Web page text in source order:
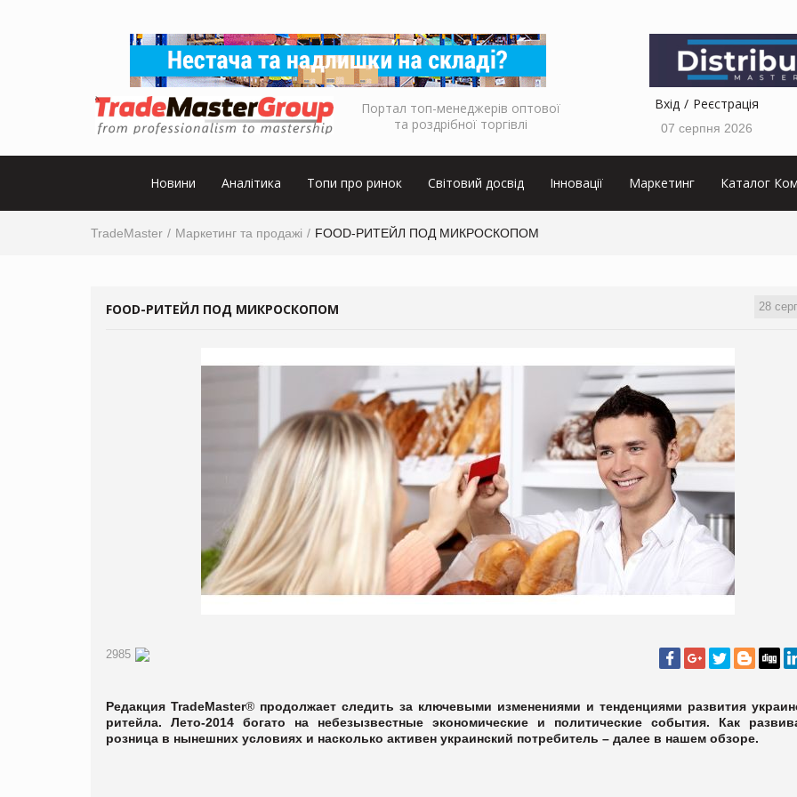
Портал топ-менеджерів оптової
та роздрібної торгівлі
Вхід Реєстрація
07 серпня 2026
Новини Аналітика Топи про ринок Світовий досвід Інновації Маркетинг Каталог
TradeMaster Маркетинг та продажі FOOD-РИТЕЙЛ ПОД МИКРОСКОПОМ
28
FOOD-РИТЕЙЛ ПОД МИКРОСКОПОМ
2985
Редакция TradeMaster®продолжает следить за ключевыми изменениями и тенденциями развития
ритейла. Лето-2014 богато на небезызвестные экономические и политические события. Как
розница в нынешних условиях и насколько активен украинский потребитель – далее в нашем обзоре.